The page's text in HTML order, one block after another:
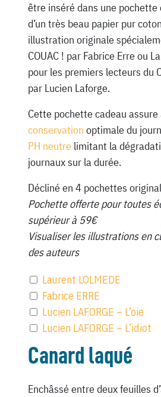
être inséré dans une pochette
d’un très beau papier pur
illustration originale
COUAC ! par Fabrice Erre ou
pour les premiers lecteurs du
par Lucien Laforge.
Cette pochette cadeau assure
conservation optimale du
PH neutrelimitant la
journaux sur la durée.
Décliné en 4 pochettes
Pochette offerte pour toutes
supérieur à 59€
Visualiser les illustrations en
des auteurs
Laurent LOLMEDE
Fabrice ERRE
Lucien LAFORGE – L’oie
Lucien LAFORGE – L’idiot
Canard laqué
Enchâssé entre deux feuilles